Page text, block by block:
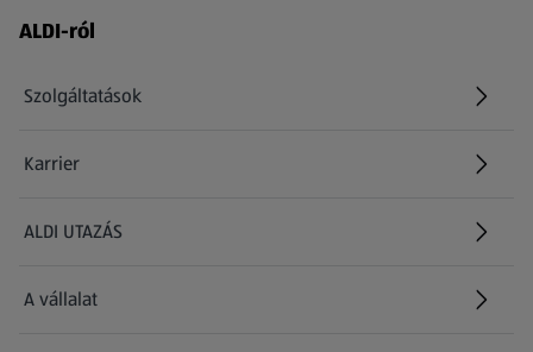
Láblécmenü - további linkek
ALDI-ról
Szolgáltatások
Karrier
(új oldalon nyílik meg)
ALDI UTAZÁS
(új oldalon nyílik meg)
A vállalat